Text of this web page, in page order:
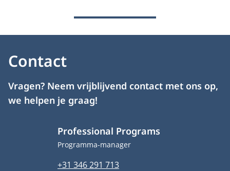
Contact
Vragen? Neem vrijblijvend contact met ons op,
we helpen je graag!
Professional Programs
Functietitel
Programma-manager
Telefoonnummer
+31 346 291 713